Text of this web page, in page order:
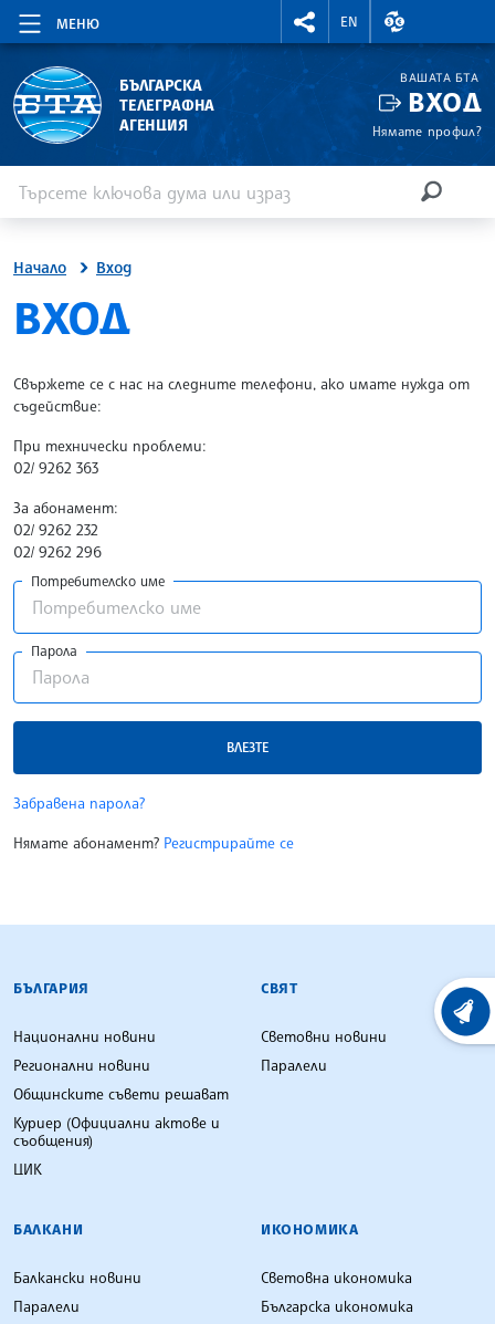
МЕНЮ
RIGHTMENU.SOCIAL
EN
ВАЛУТНИ
БЪЛГАРСКА
ТЕЛЕГРАФНА
АГЕНЦИЯ
ВАШАТА БТА
ВХОД
Нямате профил?
Начало Вход
SITE.BTA
ВХОД
Свържете се с нас на следните телефони, ако имате нужда от
съдействие:
При технически проблеми:
02/ 9262 363
За абонамент:
02/ 9262 232
02/ 9262 296
Потребителско име
Парола
ВЛЕЗТЕ
Забравена парола?
Нямате абонамент? Регистрирайте се
БЪЛГАРСКА ТЕЛЕГРАФНА АГЕНЦИЯ
БЪЛГАРИЯ
Национални новини
Регионални новини
Общинските съвети решават
Куриер (Официални актове и
съобщения)
ЦИК
СВЯТ
Световни новини
Паралели
БАЛКАНИ
Балкански новини
Паралели
ИКОНОМИКА
Световна икономика
Българска икономика